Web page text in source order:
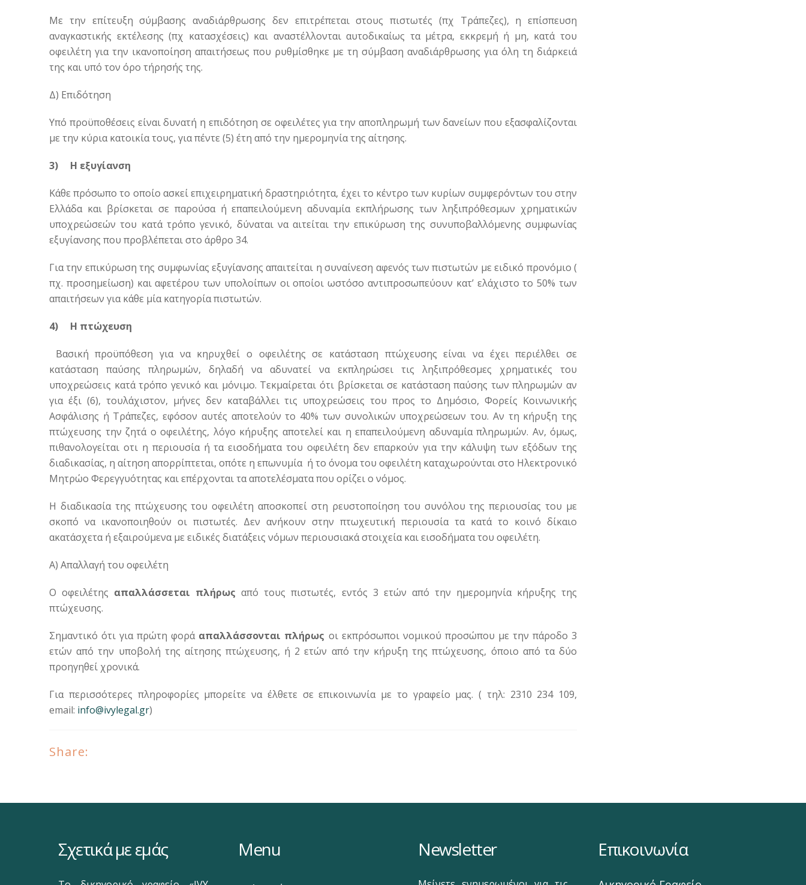
Με την επίτευξη σύμβασης αναδιάρθρωσης δεν επιτρέπεται στους πιστωτές (πχ Τράπεζες), η επίσπευση
αναγκαστικής εκτέλεσης (πχ κατασχέσεις) και αναστέλλονται αυτοδικαίως τα μέτρα, εκκρεμή ή μη, κατά του
οφειλέτη για την ικανοποίηση απαιτήσεως που ρυθμίσθηκε με τη σύμβαση αναδιάρθρωσης για όλη τη διάρκειά
της και υπό τον όρο τήρησής της.
Δ) Επιδότηση
Υπό προϋποθέσεις είναι δυνατή η επιδότηση σε οφειλέτες για την αποπληρωμή των δανείων που εξασφαλίζονται
με την κύρια κατοικία τους, για πέντε (5) έτη από την ημερομηνία της αίτησης.
3) Η εξυγίανση
Κάθε πρόσωπο το οποίο ασκεί επιχειρηματική δραστηριότητα, έχει το κέντρο των κυρίων συμφερόντων του στην
Ελλάδα και βρίσκεται σε παρούσα ή επαπειλούμενη αδυναμία εκπλήρωσης των ληξιπρόθεσμων χρηματικών
υποχρεώσεών του κατά τρόπο γενικό, δύναται να αιτείται την επικύρωση της συνυποβαλλόμενης συμφωνίας
εξυγίανσης που προβλέπεται στο άρθρο 34.
Για την επικύρωση της συμφωνίας εξυγίανσης απαιτείται η συναίνεση αφενός των πιστωτών με ειδικό προνόμιο (
πχ. προσημείωση) και αφετέρου των υπολοίπων οι οποίοι ωστόσο αντιπροσωπεύουν κατ’ ελάχιστο το 50% των
απαιτήσεων για κάθε μία κατηγορία πιστωτών.
4) Η πτώχευση
Βασική προϋπόθεση για να κηρυχθεί ο οφειλέτης σε κατάσταση πτώχευσης είναι να έχει περιέλθει σε
κατάσταση παύσης πληρωμών, δηλαδή να αδυνατεί να εκπληρώσει τις ληξιπρόθεσμες χρηματικές του
υποχρεώσεις κατά τρόπο γενικό και μόνιμο. Τεκμαίρεται ότι βρίσκεται σε κατάσταση παύσης των πληρωμών αν
για έξι (6), τουλάχιστον, μήνες δεν καταβάλλει τις υποχρεώσεις του προς το Δημόσιο, Φορείς Κοινωνικής
Ασφάλισης ή Τράπεζες, εφόσον αυτές αποτελούν το 40% των συνολικών υποχρεώσεων του. Αν τη κήρυξη της
πτώχευσης την ζητά ο οφειλέτης, λόγο κήρυξης αποτελεί και η επαπειλούμενη αδυναμία πληρωμών. Αν, όμως,
πιθανολογείται οτι η περιουσία ή τα εισοδήματα του οφειλέτη δεν επαρκούν για την κάλυψη των εξόδων της
διαδικασίας, η αίτηση απορρίπτεται, οπότε η επωνυμία ή το όνομα του οφειλέτη καταχωρούνται στο Ηλεκτρονικό
Μητρώο Φερεγγυότητας και επέρχονται τα αποτελέσματα που ορίζει ο νόμος.
H διαδικασία της πτώχευσης του οφειλέτη αποσκοπεί στη ρευστοποίηση του συνόλου της περιουσίας του με
σκοπό να ικανοποιηθούν οι πιστωτές. Δεν ανήκουν στην πτωχευτική περιουσία τα κατά το κοινό δίκαιο
ακατάσχετα ή εξαιρούμενα με ειδικές διατάξεις νόμων περιουσιακά στοιχεία και εισοδήματα του οφειλέτη.
Α) Απαλλαγή του οφειλέτη
Ο οφειλέτης απαλλάσσεται πλήρωςαπό τους πιστωτές, εντός 3 ετών από την ημερομηνία κήρυξης της
πτώχευσης.
Σημαντικό ότι για πρώτη φορά απαλλάσσονται πλήρως οι εκπρόσωποι νομικού προσώπου με την πάροδο 3
ετών από την υποβολή της αίτησης πτώχευσης, ή 2 ετών από την κήρυξη της πτώχευσης, όποιο από τα δύο
προηγηθεί χρονικά.
Για περισσότερες πληροφορίες μπορείτε να έλθετε σε επικοινωνία με το γραφείο μας. ( τηλ: 2310 234 109,
email: info@ivylegal.gr)
Share:
Σχετικά με εμάς Menu Newsletter Επικοινωνία